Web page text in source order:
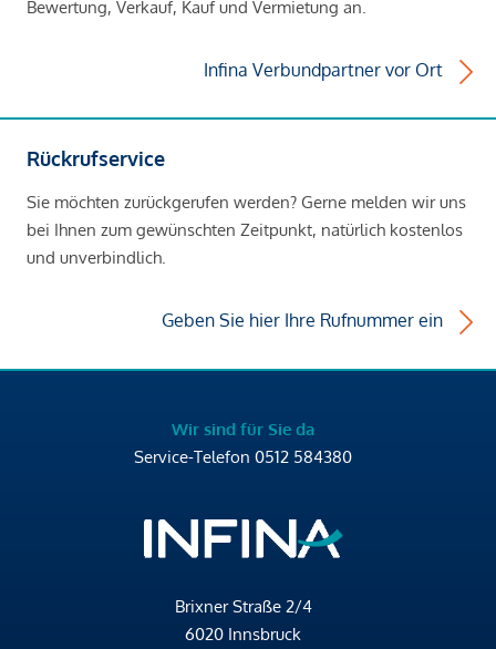
Bewertung, Verkauf, Kauf und Vermietung an.
Infina Verbundpartner vor Ort
Rückrufservice
Sie möchten zurückgerufen werden? Gerne melden wir uns
bei Ihnen zum gewünschten Zeitpunkt, natürlich kostenlos
und unverbindlich.
Geben Sie hier Ihre Rufnummer ein
Wir sind für Sie da
Service-Telefon 0512 584380
Brixner Straße 2/4
6020 Innsbruck